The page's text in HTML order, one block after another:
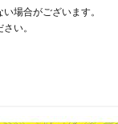
場合がございます。
い。